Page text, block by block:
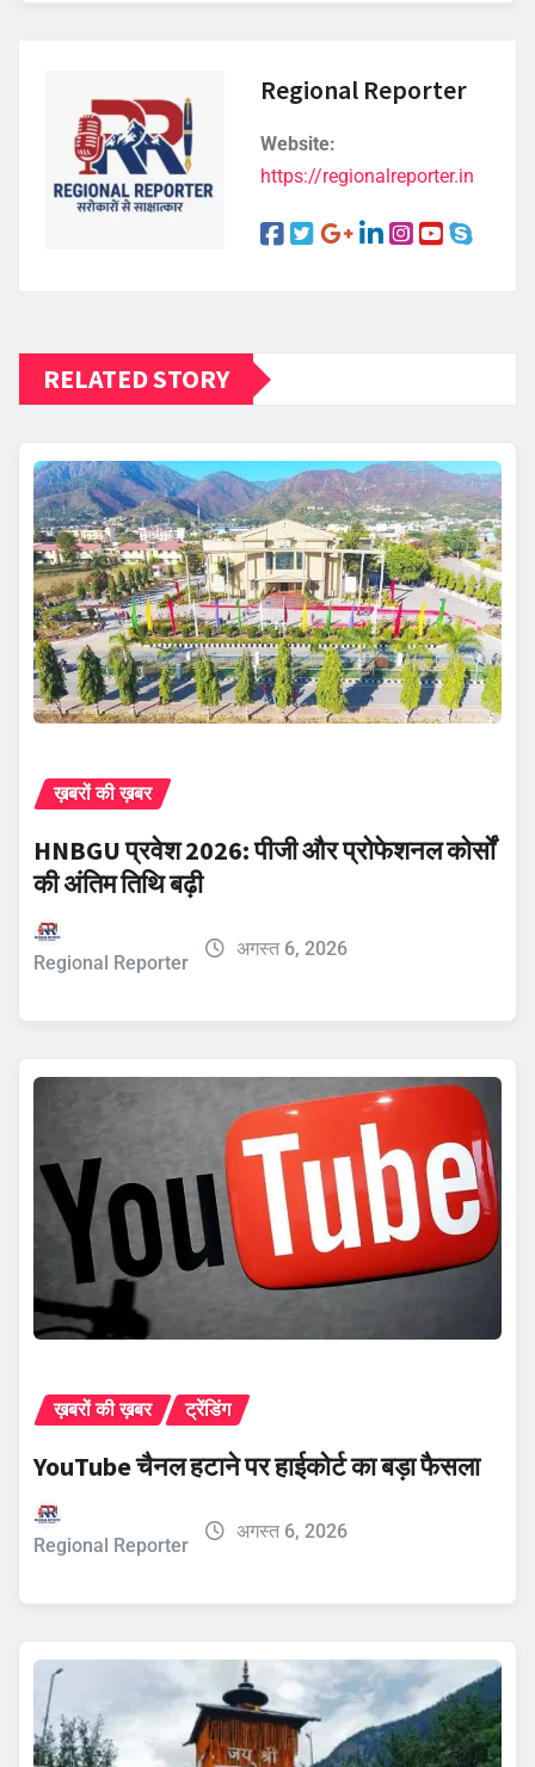
Regional Reporter
Website:
https://regionalreporter.in
RELATED STORY
ख़बरों की ख़बर
HNBGU प्रवेश 2026: पीजी और प्रोफेशनल कोर्सों
की अंतिम तिथि बढ़ी
Regional Reporter
अगस्त 6, 2026
ख़बरों की ख़बर ट्रेंडिंग
YouTube चैनल हटाने पर हाईकोर्ट का बड़ा फैसला
Regional Reporter
अगस्त 6, 2026